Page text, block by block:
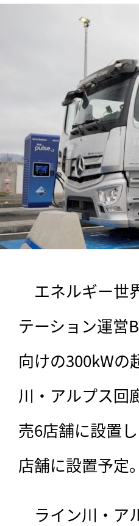
エネルギー世
テーション運営
向けの300kWの
川・アルプス回
売6店舗に設置
店舗に設置予定。
ライン川・ア